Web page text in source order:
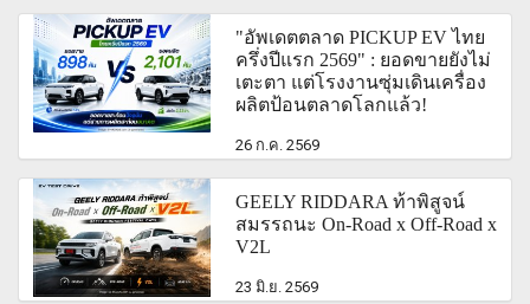
"อัพเดตตลาด PICKUP EV ไทย
ครึ่งปีแรก 2569" : ยอดขายยังไม่
เตะตา แต่โรงงานซุ่มเดินเครื่อง
ผลิตป้อนตลาดโลกแล้ว!
26 ก.ค. 2569
GEELY RIDDARA ท้าพิสูจน์
สมรรถนะ On-Road x Off-Road x
V2L
23 มิ.ย. 2569